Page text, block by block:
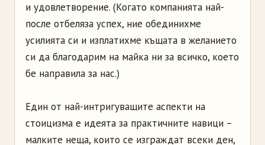
и удовлетворение. (Когато компанията най-
после отбеляза успех, ние обединихме
усилията си и изплатихме къщата в желанието
си да благодарим на майка ни за всичко, което
бе направила за нас.)
Един от най-интригуващите аспекти на
стоицизма е идеята за практичните навици –
малките неща, които се изграждат всеки ден,